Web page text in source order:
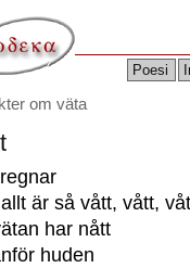
Poesi
om väta
är så vått, vått,
har nått
huden